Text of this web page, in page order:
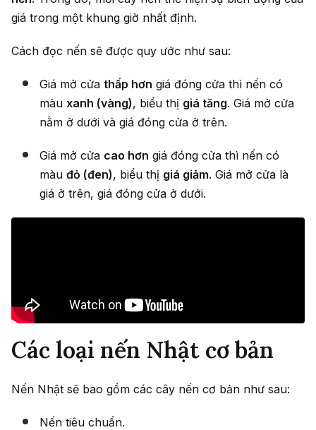
giá trong một khung giờ nhất định.
Cách đọc nến sẽ được quy ước như sau:
Giá mở cửa thấp hơn giá đóng cửa thì nến có
màu xanh (vàng), biểu thị giá tăng. Giá mở cửa
nằm ở dưới và giá đóng cửa ở trên.
Giá mở cửa cao hơn giá đóng cửa thì nến có
màu đỏ (đen), biểu thị giá giảm. Giá mở cửa là
giá ở trên, giá đóng cửa ở dưới.
Các loại nến Nhật cơ bản
Nến Nhật sẽ bao gồm các cây nến cơ bản như sau:
Nến tiêu chuẩn.